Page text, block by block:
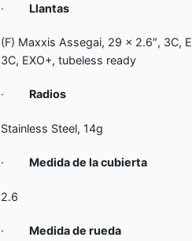
· Llantas
(F) Maxxis Assegai, 29 x 2.6″, 3C,
3C, EXO+, tubeless ready
· Radios
Stainless Steel, 14g
· Medida de la cubierta
2.6
· Medida de rueda